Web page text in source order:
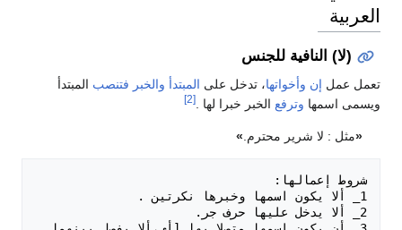
العربية
(لا) النافية للجنس
تعمل عمل إن وأخواتها، تدخل على المبتدأ والخبر فتنصب المبتدأ
ويسمى اسمها وترفع الخبر خبرا لها . [2]
«مثل : لا شرير محترم. »